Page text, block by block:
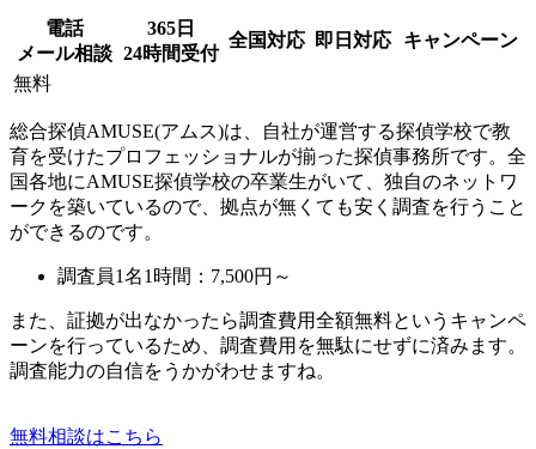
電話
メール相談
365日
24時間受付
全国対応 即日対応 キャンペーン
無料
総合探偵AMUSE(アムス)は、自社が運営する探偵学校で教
育を受けたプロフェッショナルが揃った探偵事務所です。全
国各地にAMUSE探偵学校の卒業生がいて、独自のネットワ
ークを築いているので、拠点が無くても安く調査を行うこと
ができるのです。
調査員1名1時間： 7,500円～
また、 証拠が出なかったら調査費用全額無料というキャンペ
ーンを行っているため、調査費用を無駄にせずに済みます。
調査能力の自信をうかがわせますね。
無料相談はこちら